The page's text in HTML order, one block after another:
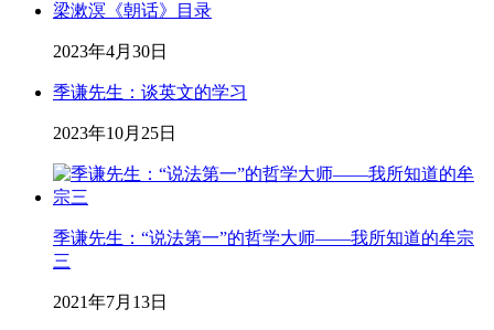
梁漱溟《朝话》目录
2023年4月30日
季谦先生：谈英文的学习
2023年10月25日
季谦先生：“说法第一”的哲学大师——我所知道的牟宗
三
2021年7月13日